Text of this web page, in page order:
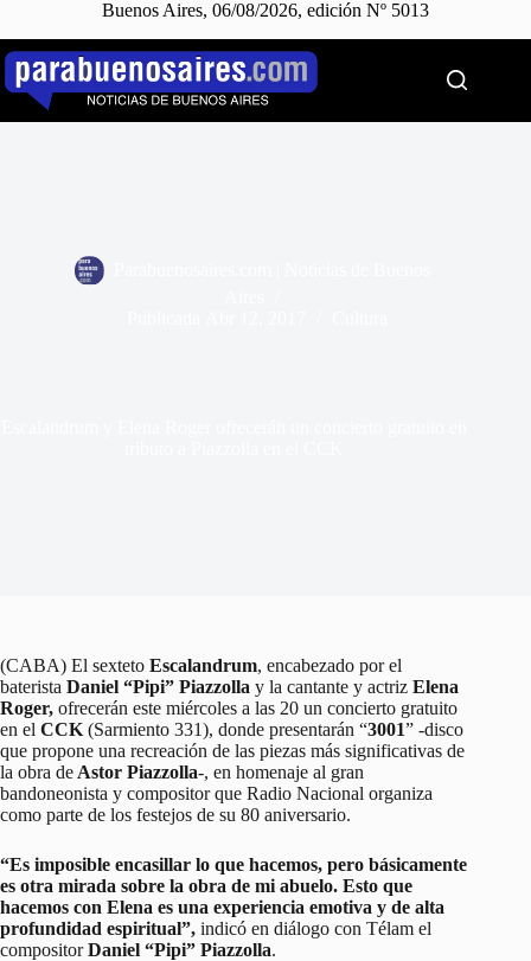
Buenos Aires, 06/08/2026, edición Nº 5013
Saltar
contenido
(CABA) El sexteto Escalandrum, encabezado por el
baterista Daniel “Pipi” Piazzolla y la cantante y actriz Elena
Roger, ofrecerán este miércoles a las 20 un concierto gratuito
en el CCK (Sarmiento 331), donde presentarán “3001” -disco
que propone una recreación de las piezas más significativas de
la obra de Astor Piazzolla-, en homenaje al gran
bandoneonista y compositor que Radio Nacional organiza
como parte de los festejos de su 80 aniversario.
“Es imposible encasillar lo que hacemos, pero básicamente
es otra mirada sobre la obra de mi abuelo. Esto que
hacemos con Elena es una experiencia emotiva y de alta
profundidad espiritual”, indicó en diálogo con Télam el
compositorDaniel “Pipi” Piazzolla.